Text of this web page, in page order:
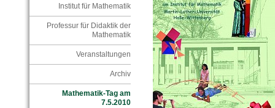
Institut für Mathematik
Professur für Didaktik der
Mathematik
Veranstaltungen
Archiv
Mathematik-Tag am
7.5.2010